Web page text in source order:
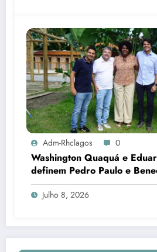
Adm-Rhclagos 0
Washington Quaquá e
definem Pedro Paulo e
candidatos ao Senado no Rio
Julho 8, 2026